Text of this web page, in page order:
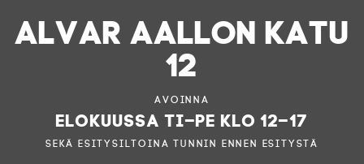
ALVAR AALLON KATU
12
Avoinna
elokuussa ti–pe klo 12–17
sekä esitysiltoina tunnin ennen esitystä